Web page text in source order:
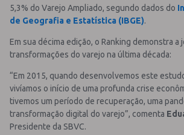
5,3% do Varejo Ampliado, segundo dados do
de Geografia e Estatística (IBGE).
Em sua décima edição, o Ranking demonstra a
transformações do varejo na última década:
“Em 2015, quando desenvolvemos este
vivíamos o início de uma profunda crise
tivemos um período de recuperação, uma
transformação digital do varejo”, comenta
Presidente da SBVC.